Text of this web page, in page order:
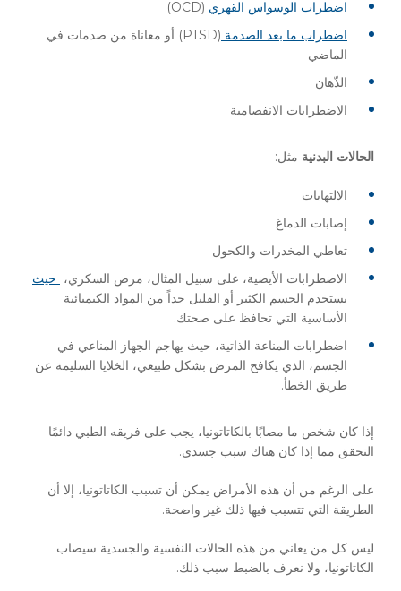
اضطراب الوسواس القهري (OCD)
اضطراب ما بعد الصدمة
(PTSD) أو معاناة من صدمات في
الماضي
الذّهان
الاضطرابات الانفصامية
الحالات البدنية مثل:
الالتهابات
إصابات الدماغ
تعاطي المخدرات والكحول
الاضطرابات الأيضية، على سبيل المثال، مرض السكري، حيث
يستخدم الجسم الكثير أو القليل جداً من المواد الكيميائية
الأساسية التي تحافظ على صحتك.
اضطرابات المناعة الذاتية، حيث يهاجم الجهاز المناعي في
الجسم، الذي يكافح المرض بشكل طبيعي، الخلايا السليمة عن
طريق الخطأ.
إذا كان شخص ما مصابًا بالكاتاتونيا، يجب على فريقه الطبي دائمًا
التحقق مما إذا كان هناك سبب جسدي.
على الرغم من أن هذه الأمراض يمكن أن تسبب الكاتاتونيا، إلا أن
الطريقة التي تتسبب فيها ذلك غير واضحة.
ليس كل من يعاني من هذه الحالات النفسية والجسدية سيصاب
الكاتاتونيا، ولا نعرف بالضبط سبب ذلك.